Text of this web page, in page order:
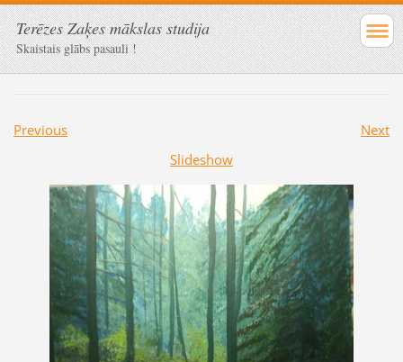
Terēzes Zaķes mākslas studija
Skaistais glābs pasauli !
Previous
Next
Slideshow